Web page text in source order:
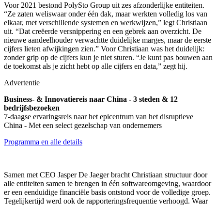
Voor 2021 bestond PolySto Group uit zes afzonderlijke entiteiten.
“Ze zaten weliswaar onder één dak, maar werkten volledig los van
elkaar, met verschillende systemen en werkwijzen,” legt Christiaan
uit. “Dat creëerde versnippering en een gebrek aan overzicht. De
nieuwe aandeelhouder verwachtte duidelijke marges, maar de eerste
cijfers lieten afwijkingen zien.” Voor Christiaan was het duidelijk:
zonder grip op de cijfers kun je niet sturen. “Je kunt pas bouwen aan
de toekomst als je zicht hebt op alle cijfers en data,” zegt hij.
Advertentie
Business- & Innovatiereis naar China - 3 steden & 12
bedrijfsbezoeken
7-daagse ervaringsreis naar het epicentrum van het disruptieve
China - Met een select gezelschap van ondernemers
Programma en alle details
Samen met CEO Jasper De Jaeger bracht Christiaan structuur door
alle entiteiten samen te brengen in één softwareomgeving, waardoor
er een eenduidige financiële basis ontstond voor de volledige groep.
Tegelijkertijd werd ook de rapporteringsfrequentie verhoogd. Waar